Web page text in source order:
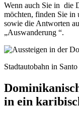
Wenn auch Sie in die
möchten, finden Sie in
sowie die Antworten
„Auswanderung “.
Stadtautobahn in
in ein